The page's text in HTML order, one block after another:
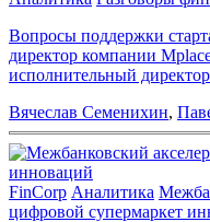
Вопросы поддержки
директор компании
исполнительный
Вячеслав Семенихин,
FinCorp Аналитика
цифровой супермаркет